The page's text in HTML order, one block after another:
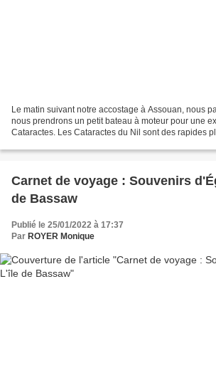
Le matin suivant notre accostage à Assouan, nous
nous prendrons un petit bateau à moteur pour une
Cataractes. Les Cataractes du Nil sont des rapides
Carnet de voyage : Souvenirs
de Bassaw
Publié le 25/01/2022 à 17:37
Par ROYER Monique